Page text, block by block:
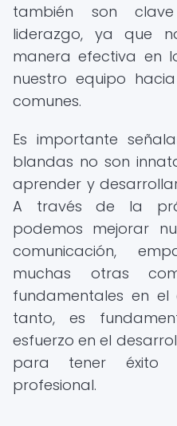
también son
liderazgo, ya que
manera efectiva en
nuestro equipo
comunes.
Es importante
blandas no son
aprender y
A través de la
podemos mejorar
comunicación,
muchas otras
fundamentales en
tanto, es
esfuerzo en el
para tener éxito
profesional.